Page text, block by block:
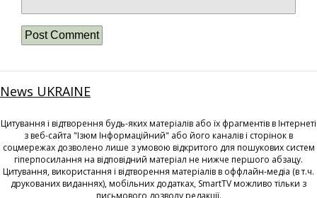
News UKRAINE
Цитування і відтворення будь-яких матеріалів або їх фрагментів в Інтернеті
з веб-сайта "Ізюм Інформаційний" або його каналів і сторінок в
соцмережах дозволено лише з умовою відкритого для пошукових систем
гіперпосилання на відповідний матеріал не нижче першого абзацу.
Цитування, використання і відтворення матеріалів в оффлайн-медіа (в т.ч.
друкованих виданнях), мобільних додатках, SmartTV можливо тільки з
письмового дозволу редакції.